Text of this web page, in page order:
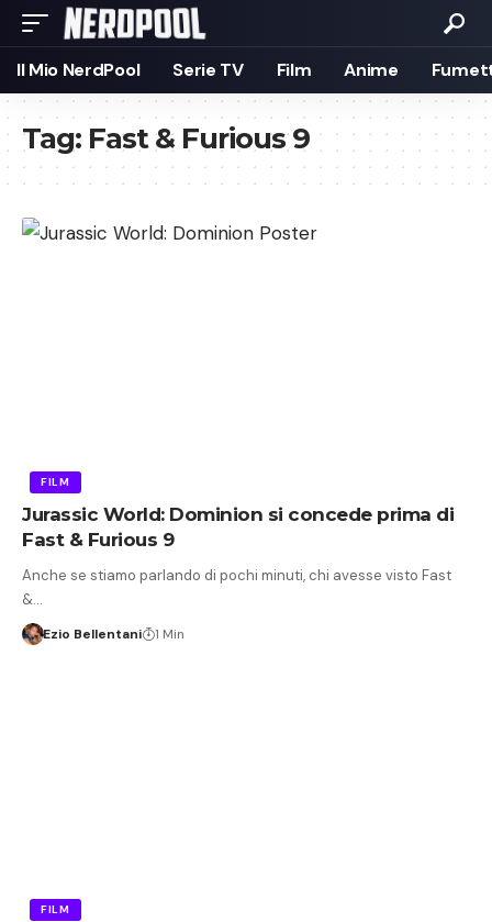
Il Mio NerdPool Serie TV Film Anime
Tag: Fast & Furious 9
FILM
Jurassic World: Dominion si concede prima di
Fast & Furious 9
Anche se stiamo parlando di pochi minuti, chi avesse visto Fast
&…
Ezio Bellentani 1 Min
FILM